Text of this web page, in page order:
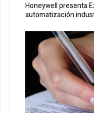
Honeywell presenta
automatización